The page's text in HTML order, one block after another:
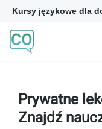
Kursy językowe dla
Prywatne
Znajdź